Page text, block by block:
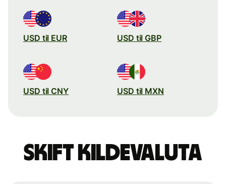
USD til EUR USD til GBP
USD til CNY USD til MXN
Skift kildevaluta